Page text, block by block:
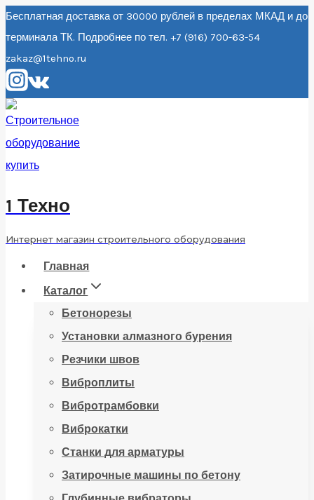
Перейти
к
содержанию
Бесплатная доставка от 30000 рублей в пределах МКАД и до
терминала ТК. Подробнее по тел. +7 (916) 700-63-54
zakaz@1tehno.ru
1 Техно
Интернет магазин строительного оборудования
Главная
Каталог
Бетонорезы
Установки алмазного бурения
Резчики швов
Виброплиты
Вибротрамбовки
Виброкатки
Станки для арматуры
Затирочные машины по бетону